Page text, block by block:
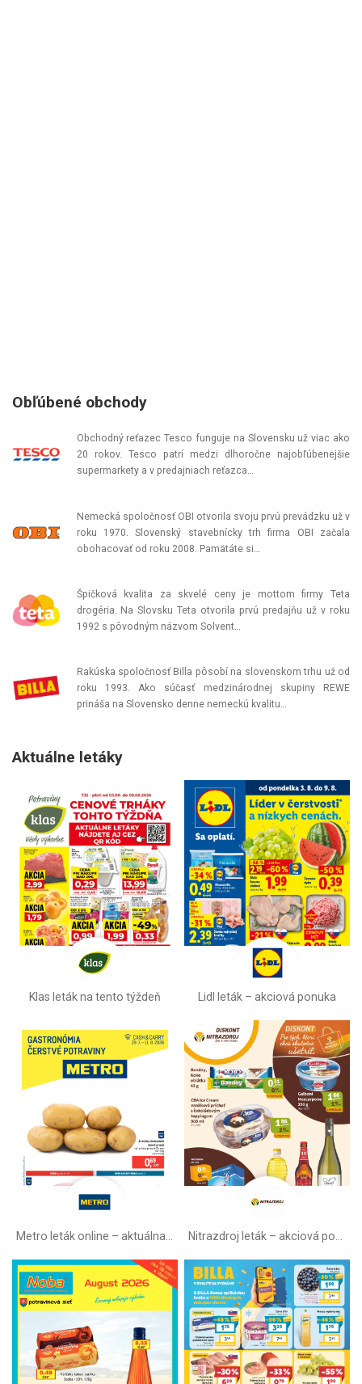
Obľúbené obchody
Obchodný reťazec Tesco funguje na Slovensku už viac ako
20 rokov. Tesco patrí medzi dlhoročne najobľúbenejšie
supermarkety a v predajniach reťazca…
Nemecká spoločnosť OBI otvorila svoju prvú prevádzku už v
roku 1970. Slovenský stavebnícky trh firma OBI začala
obohacovať od roku 2008. Pamätáte si…
Špičková kvalita za skvelé ceny je mottom firmy Teta
drogéria. Na Slovsku Teta otvorila prvú predajňu už v roku
1992 s pôvodným názvom Solvent…
Rakúska spoločnosť Billa pôsobí na slovenskom trhu už od
roku 1993. Ako súčasť medzinárodnej skupiny REWE
prináša na Slovensko denne nemeckú kvalitu…
Aktuálne letáky
Klas leták na tento týždeň Lidl leták –⁠ akciová ponuka